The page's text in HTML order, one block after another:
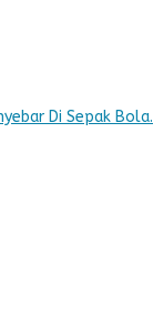
Di Sepak Bola.